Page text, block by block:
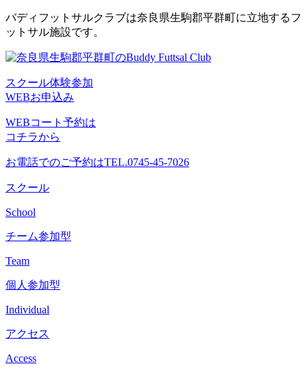
コ
ン
ン
へ
ス
キ
ッ
バディフットサルクラブは奈良県生駒郡平群町に立地するフ
ットサル施設です。
スクール体験参加
WEBお申込み
WEBコート予約は
コチラから
お電話でのご予約はTEL.0745-45-7026
スクール
School
チーム参加型
Team
個人参加型
Individual
アクセス
Access